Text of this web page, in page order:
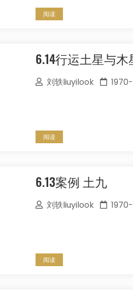
阅读
6.14行运土星与木
刘轶liuyilook
阅读
6.13案例 土九
刘轶liuyilook
阅读